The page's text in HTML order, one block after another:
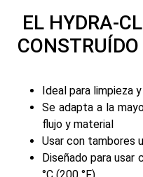
EL HYDRA-
Ideal para limpieza
Se adapta a la
flujo y material
Usar con tambores
Diseñado para usar